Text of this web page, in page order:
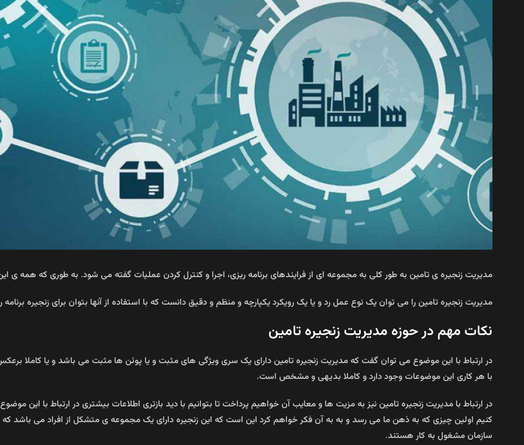
مدیریت زنجیره ی تامین به طور کلی به مجموعه ای از فرایندهای برنامه ریزی، اجرا و کنترل کردن عملیات گفته می شود. به طوری که همه ی
مدیریت زنجیره تامین را می توان یک نوع عمل رد و یا یک رویکرد یکپارچه و منظم و دقیق دانست که با استفاده از آنها بتوان برای زنجیره برنامه
نکات مهم در حوزه مدیریت زنجیره تامین
در ارتباط با این موضوع می توان گفت که مدیریت زنجیره تامین دارای یک سری ویژگی های مثبت و یا پوئن ها مثبت می باشد و یا کاملا
با هر کاری این موضوعات وجود دارد و کاملا بدیهی و مشخص است.
در ارتباط با مدیریت زنجیره تامین نیز به مزیت ها و معایب آن خواهیم پرداخت تا بتوانیم با دید بازتری اطلاعات بیشتری در ارتباط با این
کنیم اولین چیزی که به ذهن ما می رسد و به به آن فکر خواهم کرد این است که این زنجیره دارای یک مجموعه ی متشکل از افراد می
سازمان مشغول به کار هستند.